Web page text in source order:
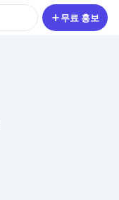
무료 홍보